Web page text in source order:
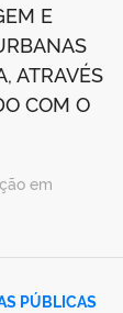
E
ATRAVÉS
COM O
em
PÚBLICAS